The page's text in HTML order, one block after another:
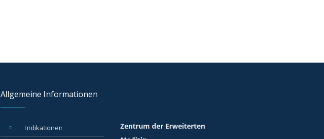
Allgemeine Informationen
Indikationen
Zentrum der Erweiterten